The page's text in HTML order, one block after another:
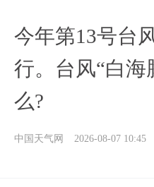
今年第13号台
行。台风“白
么?
中国天气网 2026-08-07 10:45